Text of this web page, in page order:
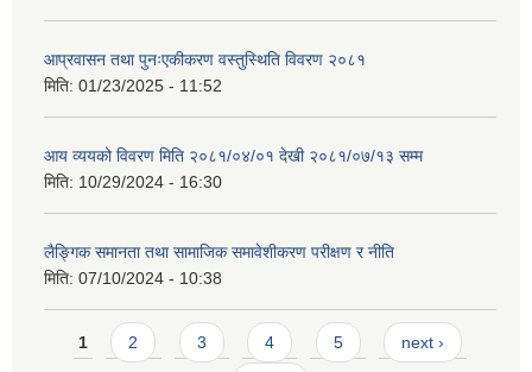
आप्रवासन तथा पुनःएकीकरण वस्तुस्थिति विवरण २०८१
मिति: 01/23/2025 - 11:52
आय व्ययको विवरण मिति २०८१/०४/०१ देखी २०८१/०७/१३ सम्म
मिति: 10/29/2024 - 16:30
लैङ्गिक समानता तथा सामाजिक समावेशीकरण परीक्षण र नीति
मिति: 07/10/2024 - 10:38
Pages
1 2 3 4 5 next ›